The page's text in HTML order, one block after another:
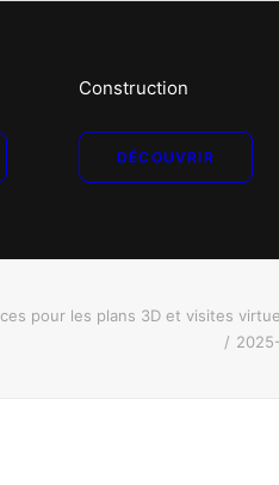
Construction
DÉCOUVRIR
pour les plans 3D et visites